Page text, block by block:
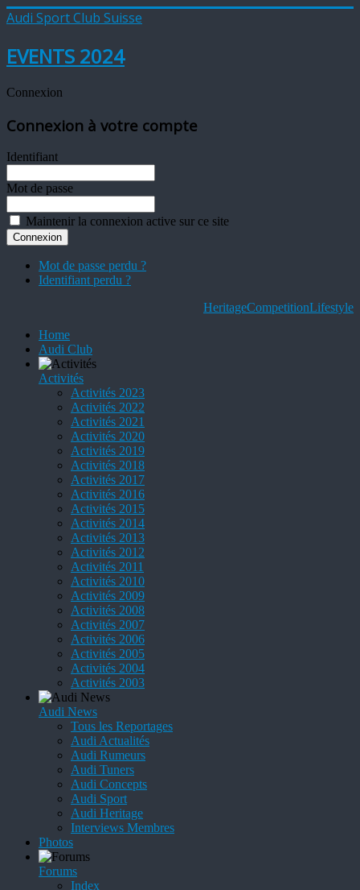
Audi Sport Club Suisse
EVENTS 2024
Connexion
Connexion à votre compte
Identifiant
Mot de passe
Maintenir la connexion active sur ce site
Mot de passe perdu ?
Identifiant perdu ?
HeritageCompetitionLifestyle
Home
Audi Club
Activités
Activités 2023
Activités 2022
Activités 2021
Activités 2020
Activités 2019
Activités 2018
Activités 2017
Activités 2016
Activités 2015
Activités 2014
Activités 2013
Activités 2012
Activités 2011
Activités 2010
Activités 2009
Activités 2008
Activités 2007
Activités 2006
Activités 2005
Activités 2004
Activités 2003
Audi News
Tous les Reportages
Audi Actualités
Audi Rumeurs
Audi Tuners
Audi Concepts
Audi Sport
Audi Heritage
Interviews Membres
Photos
Forums
Index